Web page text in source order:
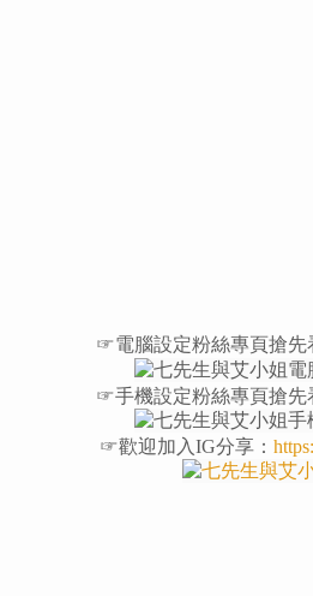
☞電腦設定粉絲專頁搶先
☞手機設定粉絲專頁搶先
☞歡迎加入IG分享：